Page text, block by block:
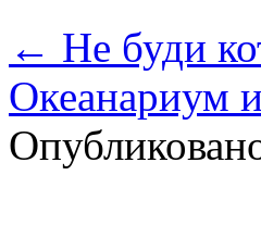
← Не буди
Океанариум